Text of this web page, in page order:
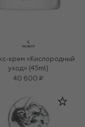
крем «Кислородный
уход» (45ml)
40 600 ₽